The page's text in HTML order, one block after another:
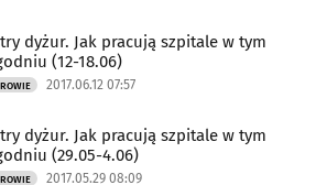
dyżur. Jak pracują szpitale w tym
(12-18.06)
2017.06.12 07:57
dyżur. Jak pracują szpitale w tym
(29.05-4.06)
2017.05.29 08:09